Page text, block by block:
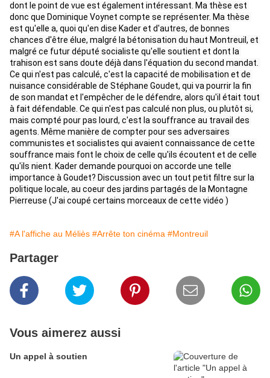
dont le point de vue est également intéressant. Ma thèse est
donc que Dominique Voynet compte se représenter. Ma thèse
est qu'elle a, quoi qu'en dise Kader et d'autres, de bonnes
chances d'être élue, malgré la bétonisation du haut Montreuil, et
malgré ce futur député socialiste qu'elle soutient et dont la
trahison est sans doute déjà dans l'équation du second mandat.
Ce qui n'est pas calculé, c'est la capacité de mobilisation et de
nuisance considérable de Stéphane Goudet, qui va pourrir la fin
de son mandat et l'empêcher de le défendre, alors qu'il était tout
à fait défendable. Ce qui n'est pas calculé non plus, ou plutôt si,
mais compté pour pas lourd, c'est la souffrance au travail des
agents. Même manière de compter pour ses adversaires
communistes et socialistes qui avaient connaissance de cette
souffrance mais font le choix de celle qu'ils écoutent et de celle
qu'ils nient. Kader demande pourquoi on accorde une telle
importance à Goudet? Discussion avec un tout petit filtre sur la
politique locale, au coeur des jardins partagés de la Montagne
Pierreuse (J'ai coupé certains morceaux de cette vidéo )
#A l'affiche au Méliès #Arrête ton cinéma #Montreuil
Partager
Vous aimerez aussi
Un appel à soutien